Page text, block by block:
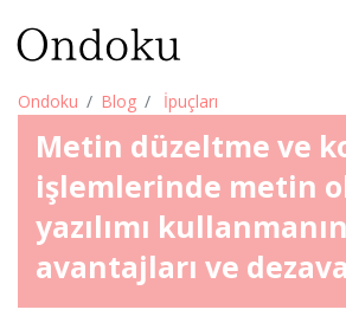
Ondoku Blog İpuçları
Metin düzeltme ve
işlemlerinde metin
yazılımı kullanmanın
avantajları ve